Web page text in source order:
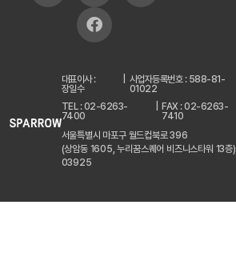
대표이사 :
장일수
사업자등록번호 : 588-81-
01022
TEL : 02-6263-
7400
FAX : 02-6263-
7410
서울특별시 마포구 월드컵북로 396
(상암동 1605, 누리꿈스퀘어 비즈니스타워 13층)
03925